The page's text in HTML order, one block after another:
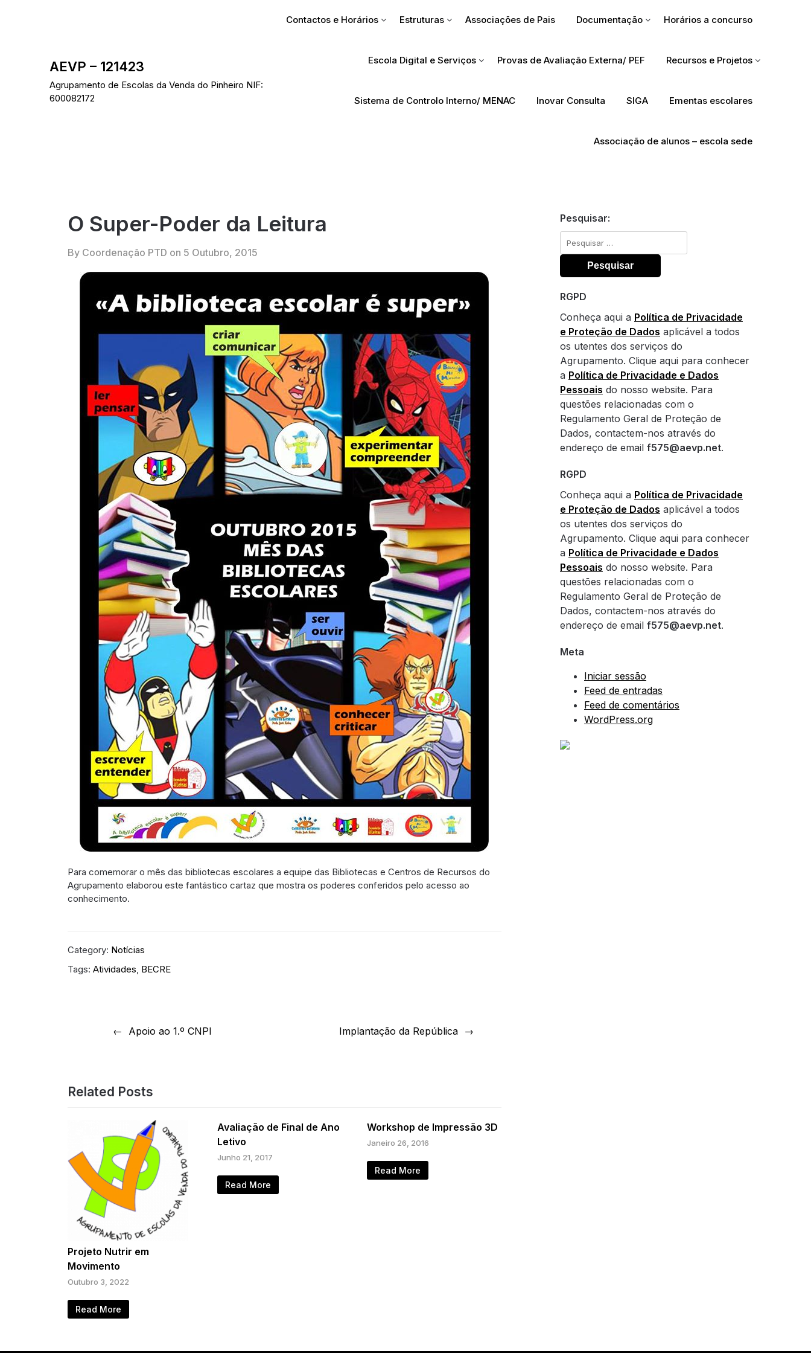
AEVP – 121423
Agrupamento de Escolas da Venda do Pinheiro NIF:
600082172
Contactos e Horários Estruturas Associações de Pais Documentação Horários a concurso
Escola Digital e Serviços Provas de Avaliação Externa/ PEF Recursos e Projetos
Sistema de Controlo Interno/ MENAC Inovar Consulta SIGA Ementas escolares
Associação de alunos – escola sede
O Super-Poder da Leitura
By Coordenação PTD on 5 Outubro, 2015
Para comemorar o mês das bibliotecas escolares a equipe das Bibliotecas e Centros de Recursos do
Agrupamento elaborou este fantástico cartaz que mostra os poderes conferidos pelo acesso ao
conhecimento.
Category: Notícias
Tags: Atividades, BECRE
NavegaçãoApoio ao 1.º CNPI Implantação da República
Related Posts
Projeto Nutrir em
Movimento
Outubro 3, 2022
Read More
Avaliação de Final de Ano
Letivo
Junho 21, 2017
Read More
Workshop de Impressão 3D
Janeiro 26, 2016
Read More
Pesquisar:
Pesquisar
por:
RGPD
Conheça aqui a Política de Privacidade
e Proteção de Dados aplicável a todos
os utentes dos serviços do
Agrupamento. Clique aqui para conhecer
a Política de Privacidade e Dados
Pessoais do nosso website. Para
questões relacionadas com o
Regulamento Geral de Proteção de
Dados, contactem-nos através do
endereço de email f575@aevp.net.
RGPD
Conheça aqui a Política de Privacidade
e Proteção de Dados aplicável a todos
os utentes dos serviços do
Agrupamento. Clique aqui para conhecer
a Política de Privacidade e Dados
Pessoais do nosso website. Para
questões relacionadas com o
Regulamento Geral de Proteção de
Dados, contactem-nos através do
endereço de email f575@aevp.net.
Meta
Iniciar sessão
Feed de entradas
Feed de comentários
WordPress.org